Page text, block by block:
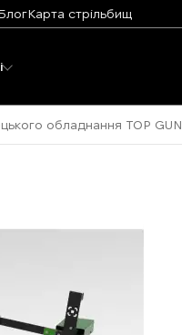
Карта стрільбищ
обладнання TOP GUN